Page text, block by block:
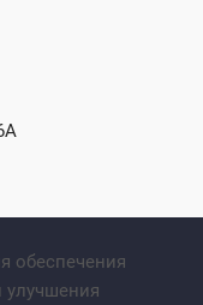
обеспечения
улучшения